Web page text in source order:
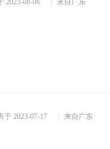
2023-08-06 来自广东
于 2023-07-17 来自广东